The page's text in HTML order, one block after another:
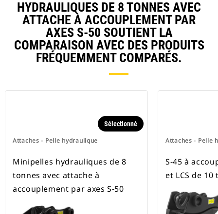
HYDRAULIQUES DE 8 TONNES AVEC
ATTACHE À ACCOUPLEMENT PAR
AXES S-50 SOUTIENT LA
COMPARAISON AVEC DES PRODUITS
FRÉQUEMMENT COMPARÉS.
Attaches - Pelle hydraulique
Sélectionné
Minipelles hydrauliques de 8
tonnes avec attache à
accouplement par axes S-50
Attaches - Pelle
S-45 à
et LCS de 10